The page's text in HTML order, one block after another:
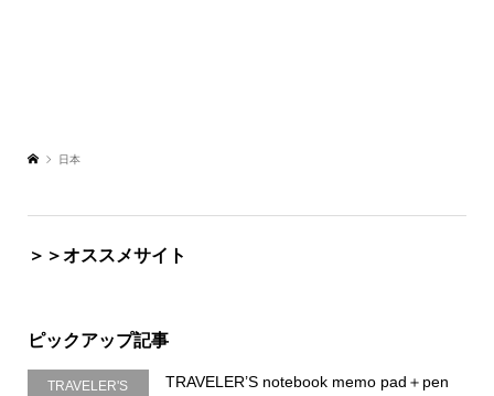
日本
＞＞オススメサイト
ピックアップ記事
TRAVELER'S
TRAVELER’S notebook memo pad＋pen